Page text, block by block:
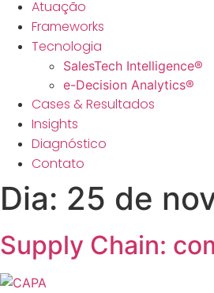
Atuação
Frameworks
Tecnologia
SalesTech Intelligence®
e-Decision Analytics®
Cases & Resultados
Insights
Diagnóstico
Contato
Dia: 25 de
Supply Chain: